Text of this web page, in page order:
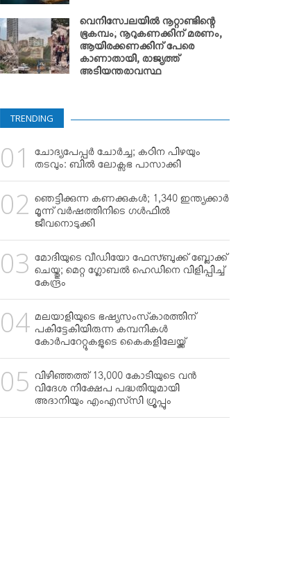
വെനിസ്വേലയില്‍ നൂറ്റാണ്ടിന്റെ
ഭൂകമ്പം; നൂറുകണക്കിന് മരണം,
ആയിരക്കണക്കിന് പേരെ
കാണാതായി, രാജ്യത്ത്
അടിയന്തരാവസ്ഥ
TRENDING
ചോദ്യപേപ്പര്‍ ചോര്‍ച്ച; കഠിന പിഴയും
തടവും: ബില്‍ ലോക്സഭ പാസാക്കി
ഞെട്ടിക്കുന്ന കണക്കുകള്‍; 1,340 ഇന്ത്യക്കാര്‍
മൂന്ന് വര്‍ഷത്തിനിടെ ഗള്‍ഫില്‍
ജീവനൊടുക്കി
മോദിയുടെ വീഡിയോ ഫേസ്ബുക്ക് ബ്ലോക്ക്
ചെയ്തു; മെറ്റ ഗ്ലോബല്‍ ഹെഡിനെ വിളിപ്പിച്ച്
കേന്ദ്രം
മലയാളിയുടെ ഭഷ്യസംസ്‌കാരത്തിന്
പകിട്ടേകിയിരുന്ന കമ്പനികള്‍
കോര്‍പറേറ്റുകളുടെ കൈകളിലേയ്ക്ക്
വിഴിഞ്ഞത്ത് 13,000 കോടിയുടെ വന്‍
വിദേശ നിക്ഷേപ പദ്ധതിയുമായി
അദാനിയും എംഎസ്‌സി ഗ്രൂപ്പും